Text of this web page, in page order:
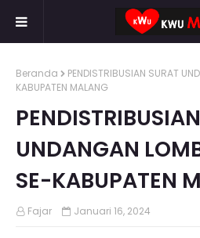
Beranda
PENDISTRIBUSIAN SURAT
KABUPATEN MALANG
UNDANGAN
SE-KABUPATEN
Fajar Januari 16, 2024